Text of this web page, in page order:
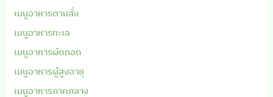
เมนูอาหารตามสั่ง
เมนูอาหารทะเล
เมนูอาหารผัดทอด
เมนูอาหารผู้สูงอายุ
เมนูอาหารภาคกลาง